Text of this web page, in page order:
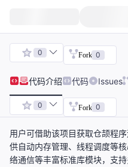
0 Fork 0
代码介绍 代码 Issues
0 Fork 0
用户可借助该项目获取仓颉程
供自动内存管理、线程调度等
络通信等丰富标准库模块，支